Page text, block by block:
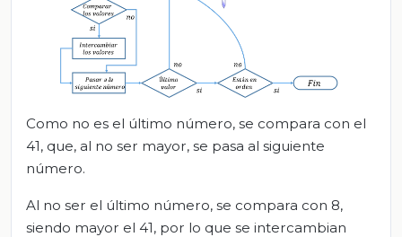
Como no es el último número, se compara con el
41, que, al no ser mayor, se pasa al siguiente
número.
Al no ser el último número, se compara con 8,
siendo mayor el 41, por lo que se intercambian